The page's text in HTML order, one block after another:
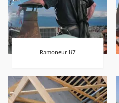
Ramoneur 87